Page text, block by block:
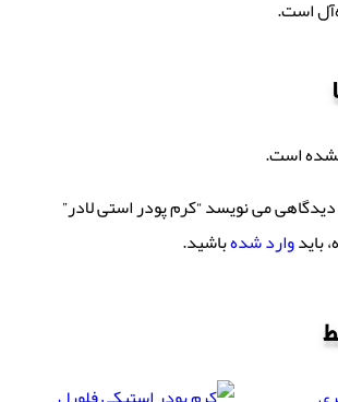
است.
است.
می نویسد “کرم پودر استی لادر”
بایدوارد شدهباشید.